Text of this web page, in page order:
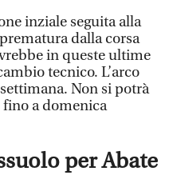
inziale seguita alla
dalla corsa
in queste ultime
tecnico. L’arco
Non si potrà
a domenica
per Abate